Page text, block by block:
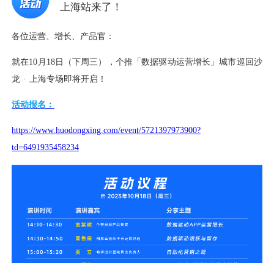
海外推送
人口数盘
消息中心
大数据精准宣防
科技公益
新闻动态 上海站来了！